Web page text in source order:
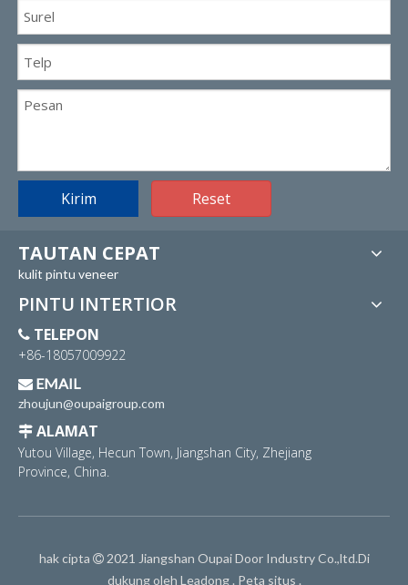
Kirim Reset
TAUTAN CEPAT
kulit pintu veneer
PINTU INTERTIOR
 TELEPON
+86-18057009922
 EMAIL
zhoujun@oupaigroup.com
 ALAMAT
Yutou Village, Hecun Town, Jiangshan City, Zhejiang
Province, China.
hak cipta 2021 Jiangshan Oupai Door Industry Co.,ltd.Di
dukung oleh Leadong . Peta situs .